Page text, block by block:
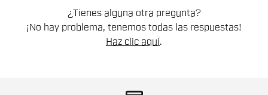
¿Tienes alguna otra pregunta?
¡No hay problema, tenemos todas las respuestas!
Haz clic aquí.